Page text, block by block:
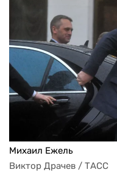
Михаил Ежель
Виктор Драчев / ТАСС